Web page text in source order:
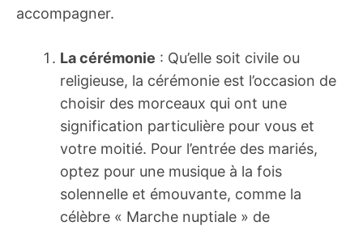
accompagner.
La cérémonie : Qu’elle soit civile ou
religieuse, la cérémonie est l’occasion de
choisir des morceaux qui ont une
signification particulière pour vous et
votre moitié. Pour l’entrée des mariés,
optez pour une musique à la fois
solennelle et émouvante, comme la
célèbre « Marche nuptiale » de